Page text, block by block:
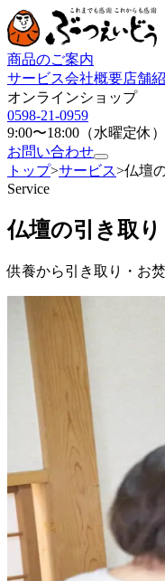
商品のご案内
サービス会社概要店舗
オンラインショップ
0598-21-0959
9:00〜18:00（水曜定休）
お問い合わせ
トップ>サービス>仏壇
Service
仏壇の引き取
供養から引き取り・お